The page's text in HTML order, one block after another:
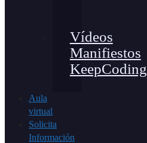
Vídeos
Manifiestos
KeepCoding
Aula
virtual
Solicita
Información